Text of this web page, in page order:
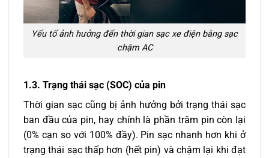
Yếu tố ảnh hưởng đến thời gian sạc xe điện bằng sạc
chậm AC
1.3. Trạng thái sạc (SOC) của pin
Thời gian sạc cũng bị ảnh hưởng bởi trạng thái sạc
ban đầu của pin, hay chính là phần trăm pin còn lại
(0% cạn so với 100% đầy). Pin sạc nhanh hơn khi ở
trạng thái sạc thấp hơn (hết pin) và chậm lại khi đạt